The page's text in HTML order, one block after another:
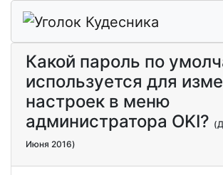
Какой пароль по
используется для
настроек в меню
администратора OKI?
Июня 2016)